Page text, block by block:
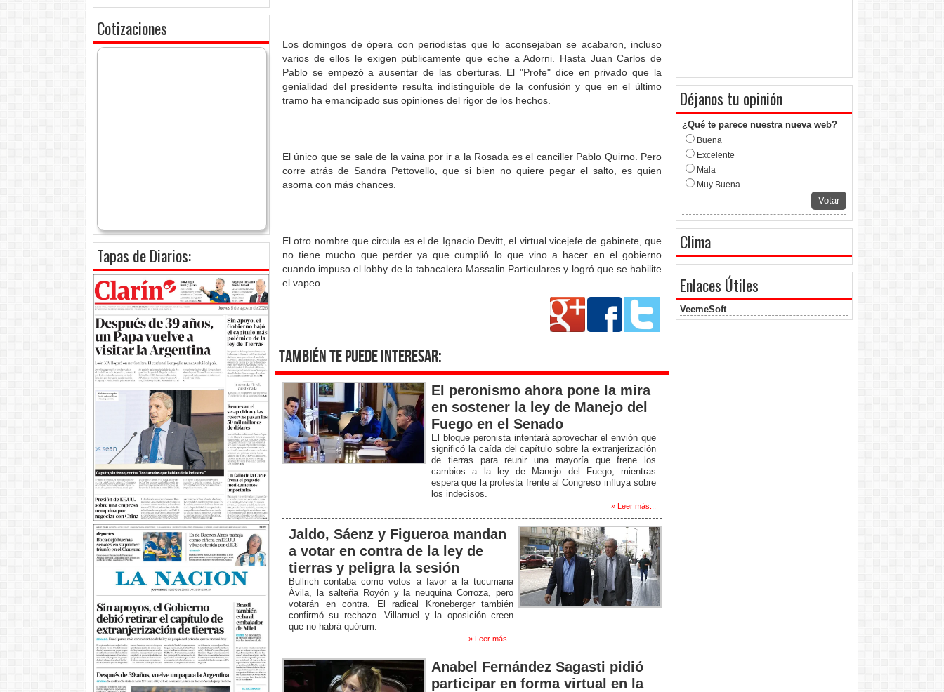
Cotizaciones
Tapas de Diarios:
Los domingos de ópera con periodistas que lo aconsejaban se acabaron, incluso
varios de ellos le exigen públicamente que eche a Adorni. Hasta Juan Carlos de
Pablo se empezó a ausentar de las oberturas. El "Profe" dice en privado que la
genialidad del presidente resulta indistinguible de la confusión y que en el último
tramo ha emancipado sus opiniones del rigor de los hechos.
El único que se sale de la vaina por ir a la Rosada es el canciller Pablo Quirno. Pero
corre atrás de Sandra Pettovello, que si bien no quiere pegar el salto, es quien
asoma con más chances.
El otro nombre que circula es el de Ignacio Devitt, el virtual vicejefe de gabinete, que
no tiene mucho que perder ya que cumplió lo que vino a hacer en el gobierno
cuando impuso el lobby de la tabacalera Massalin Particulares y logró que se habilite
el vapeo.
También te puede interesar:
El peronismo ahora pone la mira
en sostener la ley de Manejo del
Fuego en el Senado
El bloque peronista intentará aprovechar el envión que
significó la caída del capítulo sobre la extranjerización
de tierras para reunir una mayoría que frene los
cambios a la ley de Manejo del Fuego, mientras
espera que la protesta frente al Congreso influya sobre
los indecisos.
» Leer más...
Jaldo, Sáenz y Figueroa mandan
a votar en contra de la ley de
tierras y peligra la sesión
Bullrich contaba como votos a favor a la tucumana
Ávila, la salteña Royón y la neuquina Corroza, pero
votarán en contra. El radical Kroneberger también
confirmó su rechazo. Villarruel y la oposición creen
que no habrá quórum.
» Leer más...
Anabel Fernández Sagasti pidió
participar en forma virtual en la
Déjanos tu opinión
¿Qué te parece nuestra nueva web?
Buena
Excelente
Mala
Muy Buena
Votar
Clima
Enlaces Útiles
VeemeSoft